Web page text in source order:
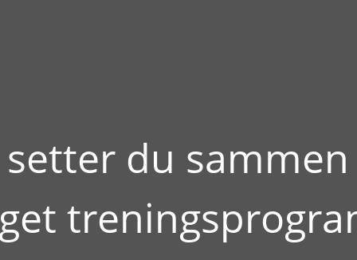
setter du